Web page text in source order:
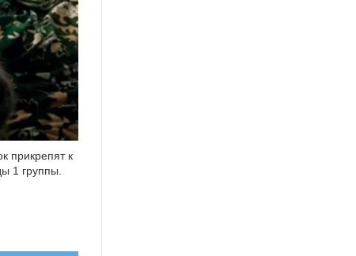
прикрепят к
1 группы.